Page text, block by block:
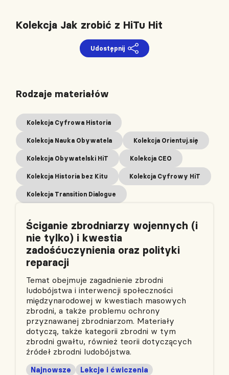
Kolekcja Jak zrobić z HiTu Hit
Udostępnij
Ściganie zbrodniarzy wojennych (i
nie tylko) i kwestia
zadośćuczynienia oraz polityki
reparacji
Temat obejmuje zagadnienie zbrodni
ludobójstwa i interwencji społeczności
międzynarodowej w kwestiach masowych
zbrodni, a także problemu ochrony
przyznawanej zbrodniarzom. Materiały
dotyczą, także kategorii zbrodni w tym
zbrodni gwałtu, również teorii dotyczących
źródeł zbrodni ludobójstwa.
Najnowsze Lekcje i ćwiczenia
Rodzaje materiałów
Kolekcja Cyfrowa Historia
Kolekcja Nauka Obywatela Kolekcja Orientuj.się
Kolekcja Obywatelski HiT Kolekcja CEO
Kolekcja Historia bez Kitu Kolekcja Cyfrowy HiT
Kolekcja Transition Dialogue